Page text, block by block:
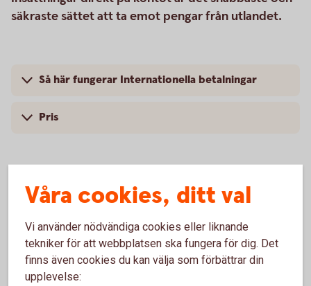
säkraste sättet att ta emot pengar från utlandet.
Så här fungerar Internationella betalningar
Pris
IBAN – BIC
Som företagare ska du alltid uppge IBAN och BIC på
de fakturor som skickas till mottagare inom EU/EES.
IBAN och BIC/Nationellt
Våra cookies, ditt val
Vi använder nödvändiga cookies eller liknande
tekniker för att webbplatsen ska fungera för dig. Det
finns även cookies du kan välja som förbättrar din
upplevelse: